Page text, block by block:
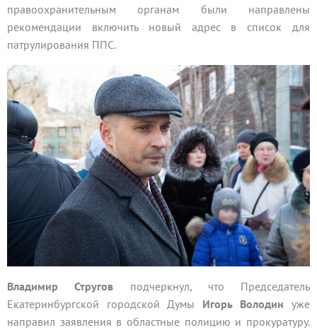
правоохранительным органам были направлены
рекомендации включить новый адрес в список для
патрулирования ППС.
Владимир Стругов подчеркнул, что Председатель
Екатеринбургской городской Думы Игорь Володин уже
направил заявления в областные полицию и прокуратуру.